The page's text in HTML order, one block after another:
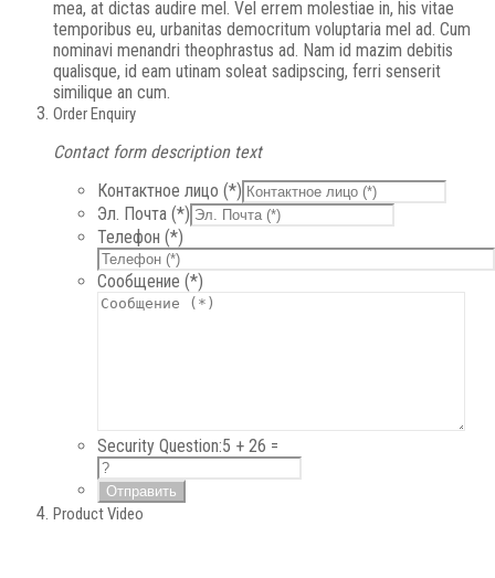
mea, at dictas audire mel. Vel errem molestiae in, his vitae
temporibus eu, urbanitas democritum voluptaria mel ad. Cum
nominavi menandri theophrastus ad. Nam id mazim debitis
qualisque, id eam utinam soleat sadipscing, ferri senserit
similique an cum.
Order Enquiry
Contact form description text
Контактное лицо (*)
Эл. Почта (*)
Телефон (*)
Сообщение (*)
Security Question:5 + 26 =
Product Video